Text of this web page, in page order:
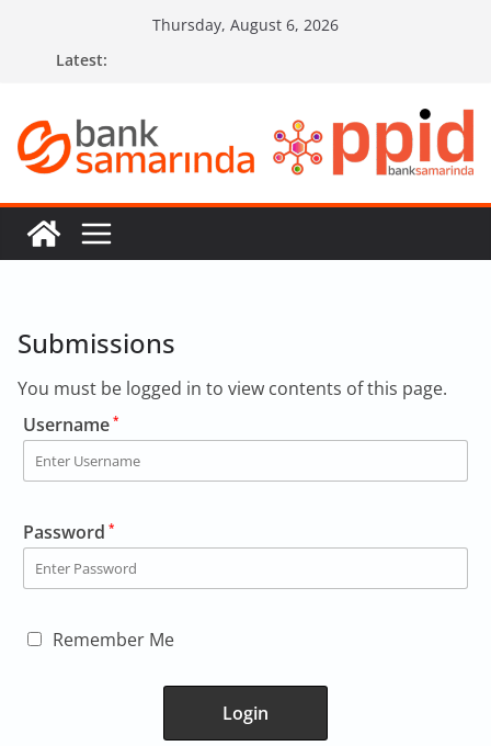
Thursday, August 6, 2026
Latest:
Submissions
You must be logged in to view contents of this page.
Username *
Password *
Remember Me